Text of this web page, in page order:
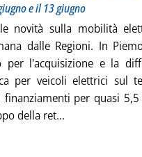
e il 13 giugno
novità sulla mobilità
dalle Regioni. In
per l'acquisizione e la
per veicoli elettrici sul
finanziamenti per quasi
della ret...